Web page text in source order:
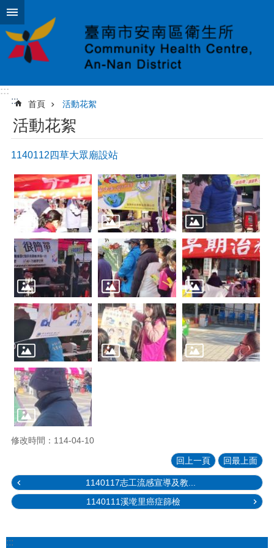
跳到主要內容區塊
:::
:::
首頁 活動花絮
活動花絮
1140112四草大眾廟設站
修改時間：114-04-10
回上一頁 回最上面
1140117志工流感宣導及教...
1140111溪墘里癌症篩檢
:::